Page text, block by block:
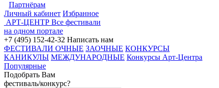
Партнёрам
Личный кабинет Избранное
АРТ-ЦЕНТР Все фестивали
на одном портале
+7 (495) 152-42-32 Написать нам
ФЕСТИВАЛИ ОЧНЫЕ ЗАОЧНЫЕ КОНКУРСЫ
КАНИКУЛЫ МЕЖДУНАРОДНЫЕ Конкурсы Арт-Центра
Популярные
Подобрать Вам
фестиваль/конкурс?